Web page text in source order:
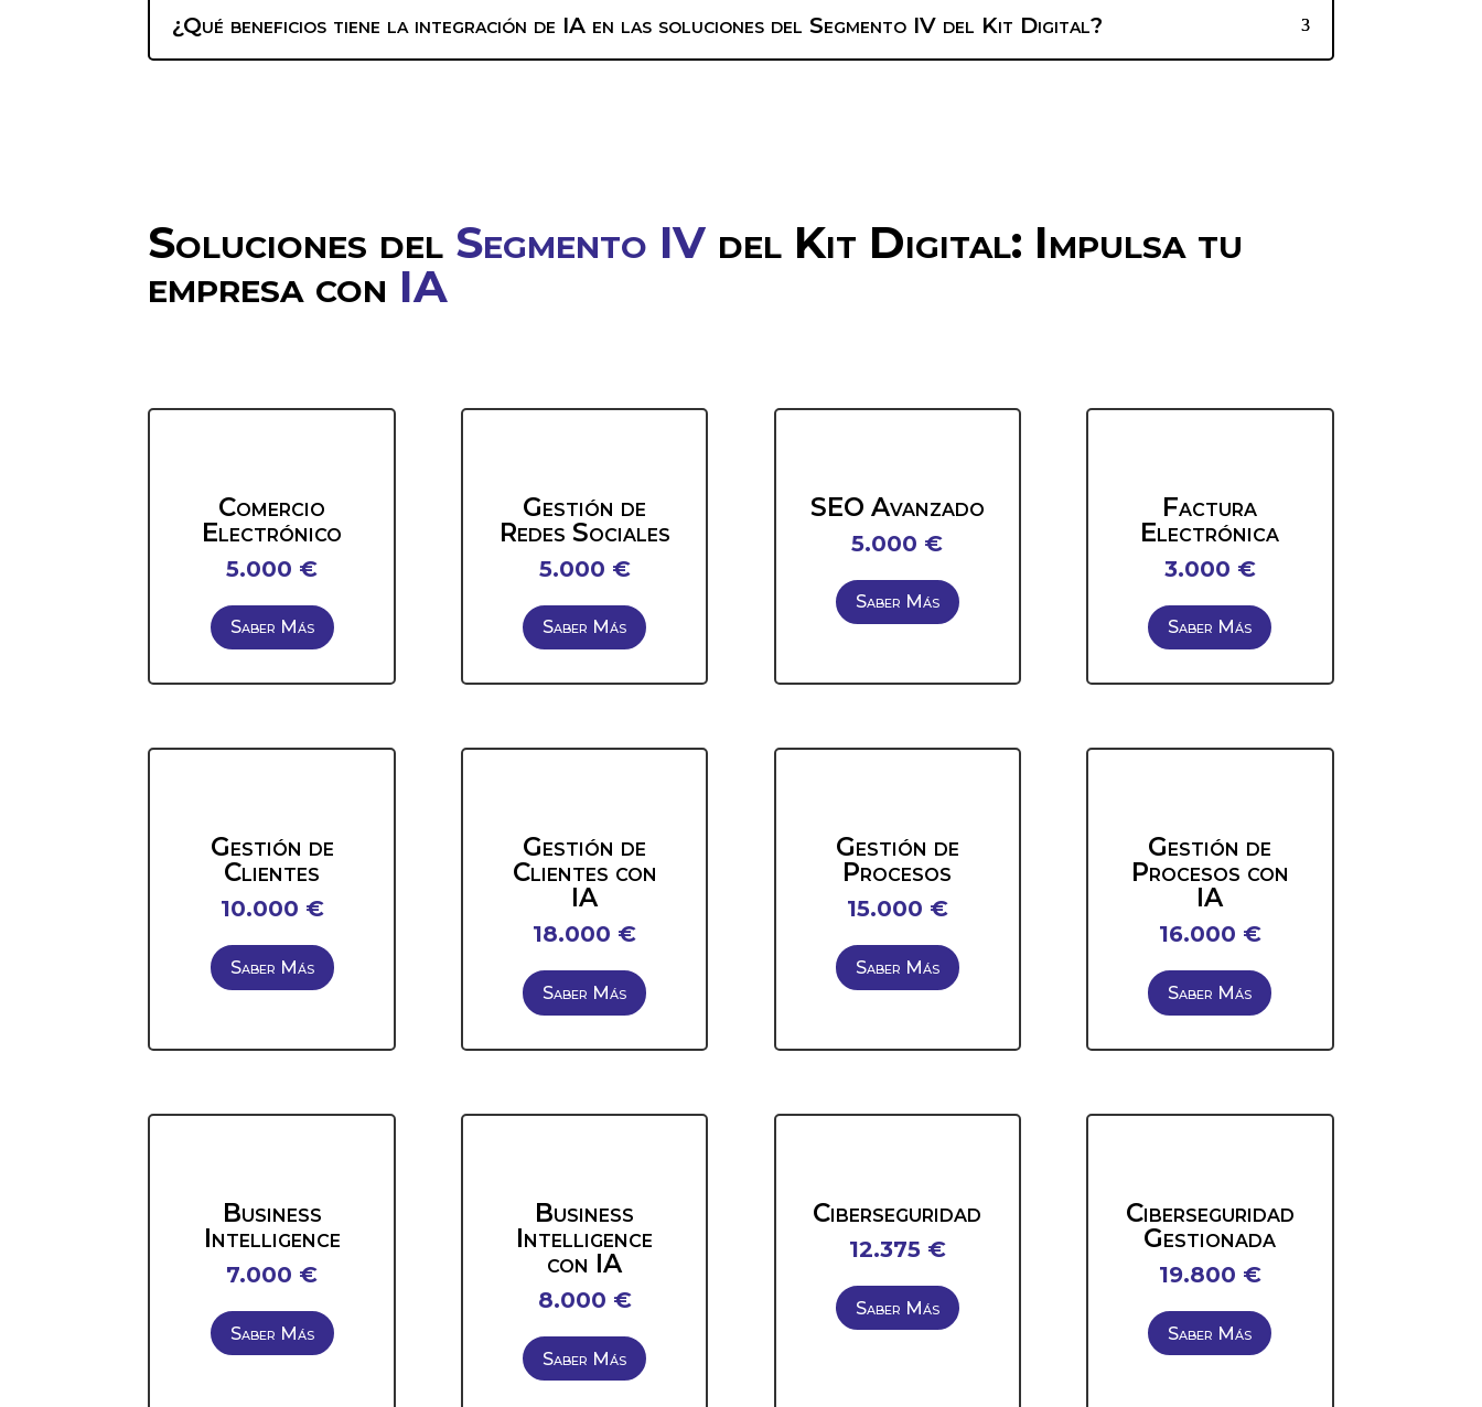
¿Qué beneficios tiene la integración de IA en las soluciones del Segmento IV del Kit Digital?
Soluciones del Segmento IV del Kit Digital: Impulsa tu
empresa con IA
Comercio
Electrónico
5.000 €
Saber Más
Gestión de
Redes Sociales
5.000 €
Saber Más
SEO Avanzado
5.000 €
Saber Más
Factura
Electrónica
3.000 €
Saber Más
Gestión de
Clientes
10.000 €
Saber Más
Gestión de
Clientes con
IA
18.000 €
Saber Más
Gestión de
Procesos
15.000 €
Saber Más
Gestión de
Procesos con
IA
16.000 €
Saber Más
Business
Intelligence
7.000 €
Saber Más
Business
Intelligence
con IA
8.000 €
Saber Más
Ciberseguridad
12.375 €
Saber Más
Ciberseguridad
Gestionada
19.800 €
Saber Más